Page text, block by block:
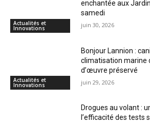
Actualités et
Innovations
enchantée aux
samedi
juin 30, 2026
Actualités et
Innovations
Bonjour Lannion :
climatisation marine
d’œuvre préservé
juin 29, 2026
Drogues au volant :
l’efficacité des tests